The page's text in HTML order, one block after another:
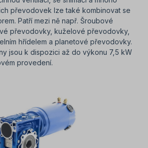
převodovek lze také kombinovat se
Patří mezi ně např. Šroubové
převodovky, kuželové převodovky,
hřídelem a planetové převodovky.
jsou k dispozici až do výkonu 7,5 kW
provedení.